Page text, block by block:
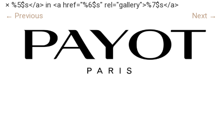
× %5$s</a> in <a href="%6$s" rel="gallery">%7$s</a>
← Previous Next →